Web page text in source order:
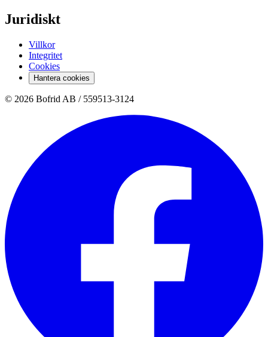
Juridiskt
Villkor
Integritet
Cookies
Hantera cookies
© 2026 Bofrid AB / 559513-3124